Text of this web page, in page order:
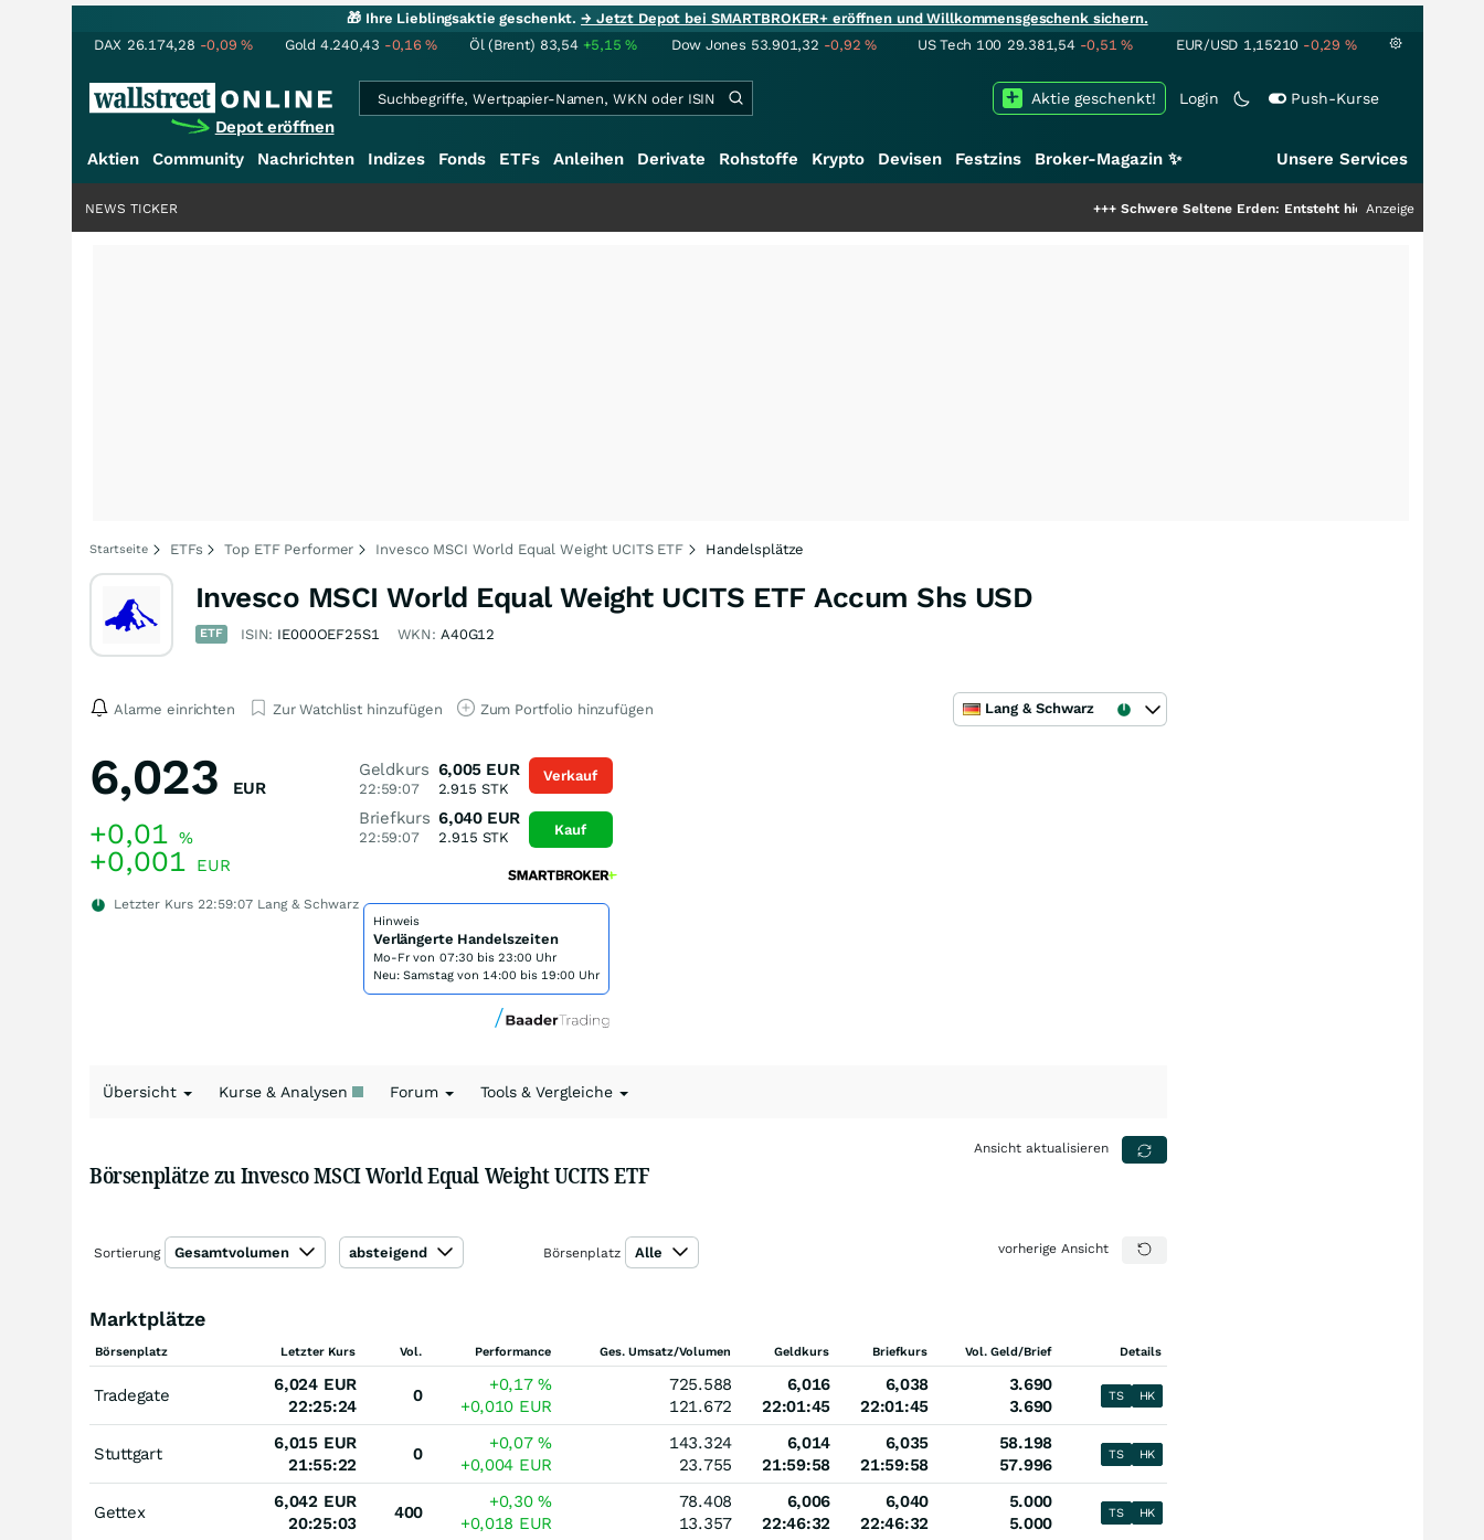
🎁 Ihre Lieblingsaktie geschenkt.→ Jetzt Depot bei SMARTBROKER+ eröffnen und Willkommensgeschenk sichern.
DAX 26.174,28 -0,09% Gold 4.240,43 -0,16% Öl (Brent) 83,54 +5,15% Dow Jones 53.901,32 -0,92% US Tech 100 29.381,54 -0,51% EUR/USD 1,15210 -0,29 %
Depot eröffnen
Login Push-Kurse
Aktie geschenkt!
Aktien Community Nachrichten Indizes Fonds ETFs Anleihen Derivate Rohstoffe Krypto Devisen Festzins Broker-Magazin ✨ Unsere Services
Schwere Seltene Erden: Entsteht hier die nächsteAnzeige
NEWS TICKER
Startseite ETFs Top ETF Performer Invesco MSCI World Equal Weight UCITS ETF Handelsplätze
Invesco MSCI World Equal Weight UCITS ETF Accum Shs USD
ETF ISIN: IE000OEF25S1 WKN: A40G12
Alarme einrichten Zur Watchlist hinzufügen Zum Portfolio hinzufügen Lang & Schwarz
6,023 EUR
+0,01 %
+0,001 EUR
Letzter Kurs 22:59:07 Lang & Schwarz
Geldkurs
22:59:07
6,005 EUR
2.915 STK
Briefkurs
22:59:07
6,040 EUR
2.915 STK
Verkauf
Kauf
Hinweis
Verlängerte Handelszeiten
Mo-Fr von 07:30 bis 23:00 Uhr
Neu: Samstag von 14:00 bis 19:00 Uhr
Übersicht Kurse & Analysen Forum Tools & Vergleiche
Börsenplätze zu Invesco MSCI World Equal Weight UCITS ETF
Ansicht aktualisieren
Sortierung Gesamtvolumen absteigend Börsenplatz Alle vorherige Ansicht
Marktplätze
Börsenplatz Letzter Kurs Vol. Performance Ges. Umsatz/Volumen Geldkurs Briefkurs Vol. Geld/Brief Details
Tradegate
6,024 EUR
22:25:24
0
+0,17%
+0,010 EUR
725.588
121.672
6,016
22:01:45
6,038
22:01:45
3.690
3.690
TS HK
Stuttgart
6,015 EUR
21:55:22
0
+0,07%
+0,004 EUR
143.324
23.755
6,014
21:59:58
6,035
21:59:58
58.198
57.996
TS HK
Gettex
6,042 EUR
20:25:03
400
+0,30%
+0,018 EUR
78.408
13.357
6,006
22:46:32
6,040
22:46:32
5.000
5.000
TS HK